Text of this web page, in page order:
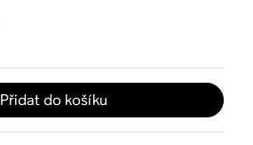
Přidat do košíku